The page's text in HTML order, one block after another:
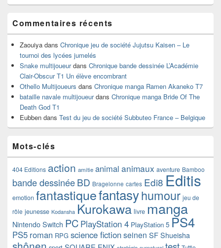
Commentaires récents
Zaouiya dans Chronique jeu de société Jujutsu Kaisen – Le
tournoi des lycées jumelés
Snake multijoueurdans Chronique bande dessinée L’Académie
Clair-Obscur T1 Un élève encombrant
Othello Multijoueurs dans Chronique manga Ramen Akaneko T7
bataille navale multijoueurdans Chronique manga Bride Of The
Death God T1
Eubben dans Test du jeu de société Subbuteo France – Belgique
Mots-clés
404 Editions action amitie animal animaux aventure Bamboo
bande dessinéeBD Bragelonne cartes Edi8 Editis
emotion fantastiquefantasyhumour jeu de
rôle jeunesse Kodansha Kurokawa livre manga
Nintendo Switch PC PlayStation 4 PlayStation 5 PS4
PS5 roman RPG science fictionseinen SF Shueisha